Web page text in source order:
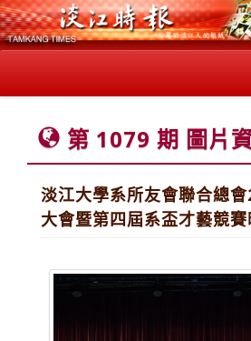
第 1079 期 圖片
淡江大學系所友會聯合總
大會暨第四屆系盃才藝競